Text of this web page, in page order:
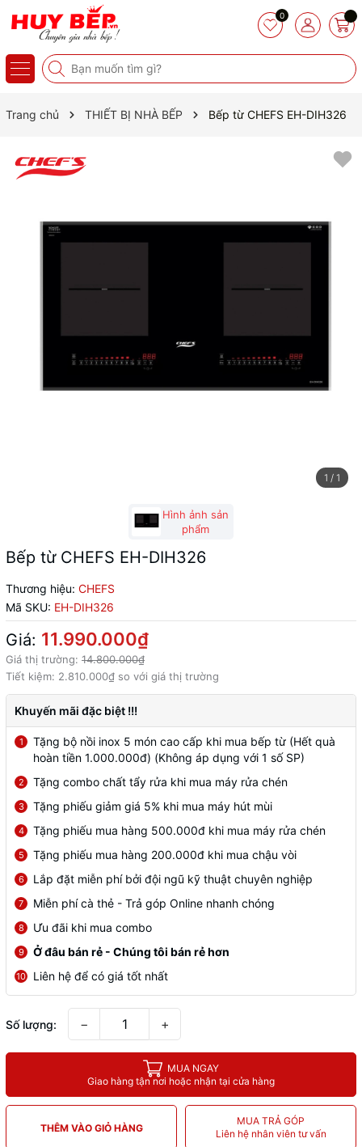
0
Trang chủ THIẾT BỊ NHÀ BẾP Bếp từ CHEFS EH-DIH326
1 / 1
Hình ảnh sản
phẩm
Bếp từ CHEFS EH-DIH326
Thương hiệu: CHEFS
Mã SKU: EH-DIH326
Giá: 11.990.000₫
Giá thị trường: 14.800.000₫
Tiết kiệm: 2.810.000₫ so với giá thị trường
Khuyến mãi đặc biệt !!!
1
Tặng bộ nồi inox 5 món cao cấp khi mua bếp từ (Hết quà
hoàn tiền 1.000.000đ) (Không áp dụng với 1 số SP)
2 Tặng combo chất tẩy rửa khi mua máy rửa chén
3 Tặng phiếu giảm giá 5% khi mua máy hút mùi
4 Tặng phiếu mua hàng 500.000đ khi mua máy rửa chén
5 Tặng phiếu mua hàng 200.000đ khi mua chậu vòi
6 Lắp đặt miễn phí bởi đội ngũ kỹ thuật chuyên nghiệp
7 Miễn phí cà thẻ - Trả góp Online nhanh chóng
8 Ưu đãi khi mua combo
9 Ở đâu bán rẻ - Chúng tôi bán rẻ hơn
10 Liên hệ để có giá tốt nhất
Số lượng: − +
MUA NGAY
Giao hàng tận nơi hoặc nhận tại cửa hàng
THÊM VÀO GIỎ HÀNG
MUA TRẢ GÓP
Liên hệ nhân viên tư vấn